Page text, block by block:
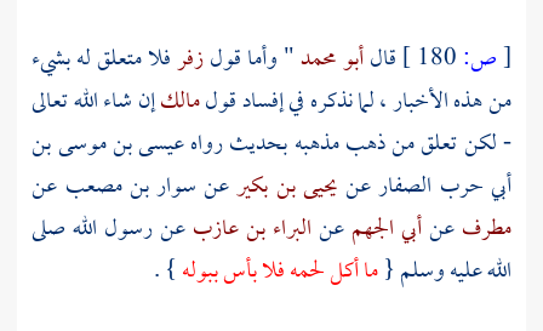
[ص: قالأبو محمد" وأما قولزفرفلا متعلق له بشيء
من هذه الأخبار ، لما نذكره في إفساد قولمالكإن شاء الله تعالى
- لكن تعلق من ذهب مذهبه بحديث رواهعيسى بن موسى بن
أبي حرب الصفارعنيحيى بن بكيرعنسوار بن مصعب عن
مطرفعنأبي الجهمعنالبراء بن عازبعن رسول الله صلى
الله عليه وسلم {ما أكل لحمه فلا بأس ببوله} .